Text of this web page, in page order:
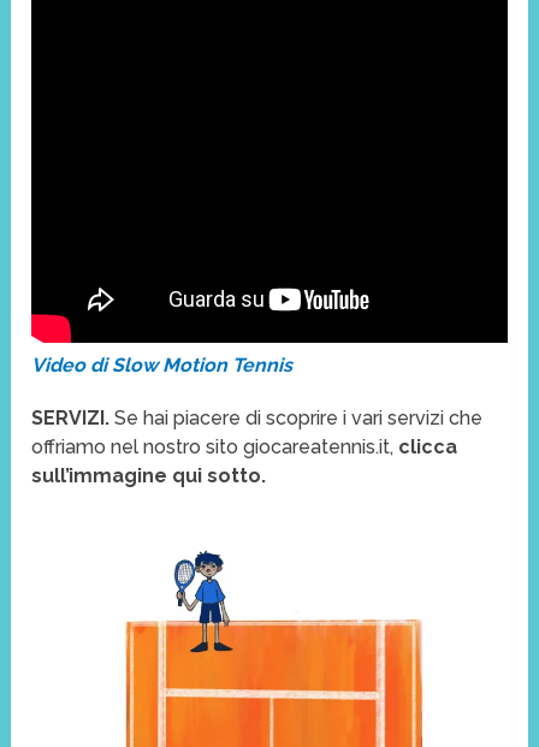
Video di Slow Motion Tennis
SERVIZI. Se hai piacere di scoprire i vari servizi che
offriamo nel nostro sito giocareatennis.it, clicca
sull’immagine qui sotto.